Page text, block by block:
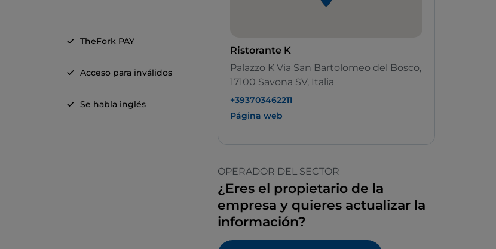
TheFork PAY
Acceso para inválidos
Se habla inglés
Ristorante K
Palazzo K Via San Bartolomeo del Bosco,
17100 Savona SV, Italia
+393703462211
Página web
OPERADOR DEL SECTOR
¿Eres el propietario de la
empresa y quieres actualizar la
información?